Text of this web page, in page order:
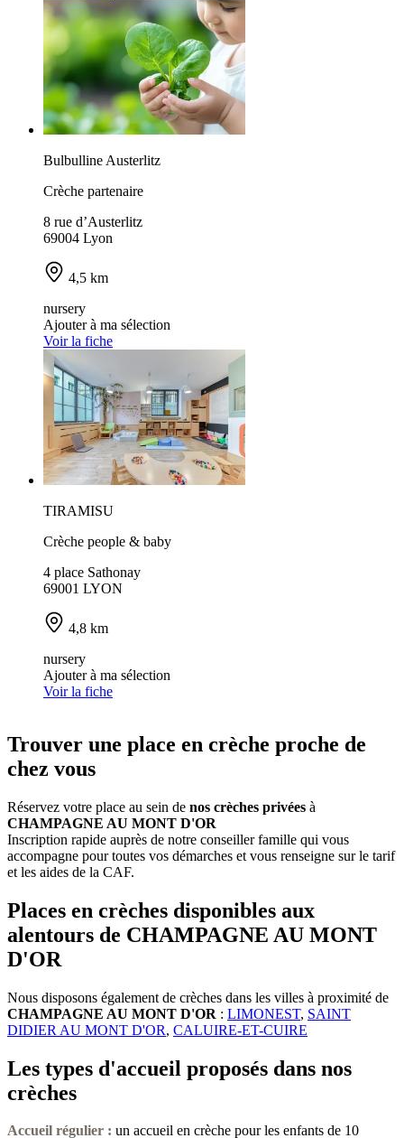
Bulbulline Austerlitz
Crèche partenaire
8 rue d’Austerlitz
69004 Lyon
4,5 km
nursery
Ajouter à ma sélection
Voir la fiche
TIRAMISU
Crèche people & baby
4 place Sathonay
69001 LYON
4,8 km
nursery
Ajouter à ma sélection
Voir la fiche
Trouver une place en crèche proche de
chez vous
Réservez votre place au sein de nos crèches privées à
CHAMPAGNE AU MONT D'OR
Inscription rapide auprès de notre conseiller famille qui vous
accompagne pour toutes vos démarches et vous renseigne sur le tarif
et les aides de la CAF.
Places en crèches disponibles aux
alentours de CHAMPAGNE AU MONT
D'OR
Nous disposons également de crèches dans les villes à proximité de
CHAMPAGNE AU MONT D'OR : LIMONEST, SAINT
DIDIER AU MONT D'OR, CALUIRE-ET-CUIRE
Les types d'accueil proposés dans nos
crèches
Accueil régulier : un accueil en crèche pour les enfants de 10